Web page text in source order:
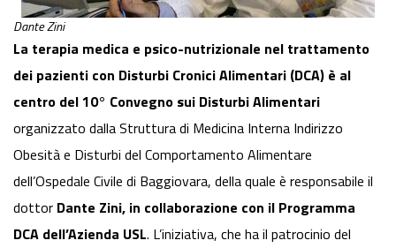
Dante Zini
La terapia medica e psico-nutrizionale nel trattamento
dei pazienti con Disturbi Cronici Alimentari (DCA) è al
centro del 10° Convegno sui Disturbi Alimentari
organizzato dalla Struttura di Medicina Interna Indirizzo
Obesità e Disturbi del Comportamento Alimentare
dell’Ospedale Civile di Baggiovara, della quale è responsabile il
dottor Dante Zini, in collaborazione con il Programma
DCA dell’Azienda USL. L’iniziativa, che ha il patrocinio del